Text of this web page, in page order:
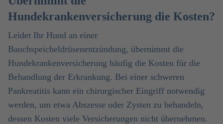
Hundekrankenversicherung die Kosten?
Leidet Ihr Hund an einer
Bauchspeicheldrüsenentzündung, übernimmt die
Hundekrankenversicherung häufig die Kosten für die
Behandlung der Erkrankung. Bei einer schweren
Pankreatitis kann ein chirurgischer Eingriff notwendig
werden, um etwa Abszesse oder Zysten zu behandeln,
dessen Kosten viele Versicherungen nicht übernehmen.